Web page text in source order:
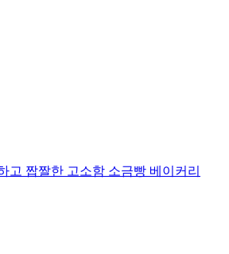
고 짭짤한 고소함 소금빵 베이커리